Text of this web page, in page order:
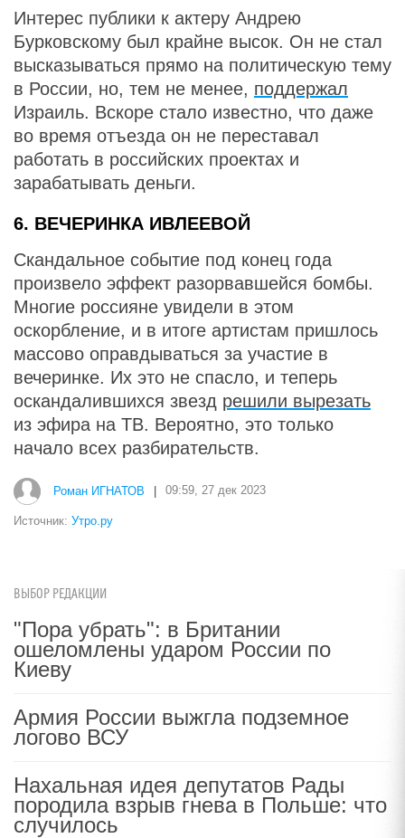
Интерес публики к актеру Андрею
Бурковскому был крайне высок. Он не стал
высказываться прямо на политическую тему
в России, но, тем не менее, поддержал
Израиль. Вскоре стало известно, что даже
во время отъезда он не переставал
работать в российских проектах и
зарабатывать деньги.
6. ВЕЧЕРИНКА ИВЛЕЕВОЙ
Скандальное событие под конец года
произвело эффект разорвавшейся бомбы.
Многие россияне увидели в этом
оскорбление, и в итоге артистам пришлось
массово оправдываться за участие в
вечеринке. Их это не спасло, и теперь
оскандалившихся звезд решили вырезать
из эфира на ТВ. Вероятно, это только
начало всех разбирательств.
Роман ИГНАТОВ 09:59, 27 дек 2023
Источник: Утро.ру
ВЫБОР РЕДАКЦИИ
"Пора убрать": в Британии
ошеломлены ударом России по
Киеву
Армия России выжгла подземное
логово ВСУ
Нахальная идея депутатов Рады
породила взрыв гнева в Польше: что
случилось